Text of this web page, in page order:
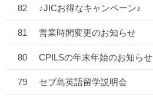
82 ♪JICお得なキャンペーン♪
81 営業時間変更のお知らせ
80 CPILSの年末年始のお知らせ
79 セブ島英語留学説明会